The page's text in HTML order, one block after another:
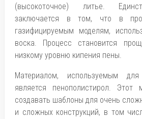
(высокоточное) литье.
заключается в том, что в
газифицируемым моделям,
воска. Процесс становится
низкому уровню кипения пены.
Материалом, используемым
является пенополистирол. Этот
создавать шаблоны для очень
и сложных конструкций, в том